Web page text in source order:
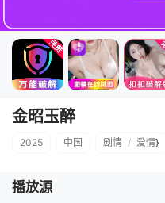
金昭玉醉
2025 中国 剧情 / 爱情}
播放源